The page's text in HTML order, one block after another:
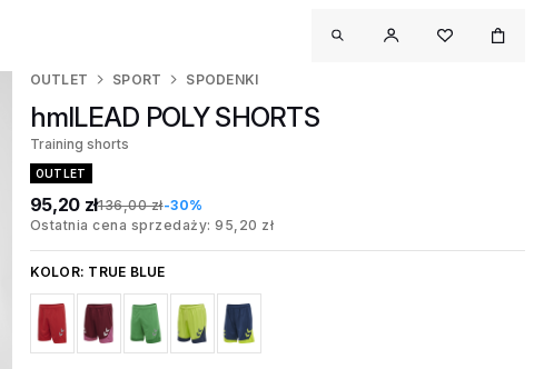
OUTLET SPORT SPODENKI
hmlLEAD POLY SHORTS
Training shorts
OUTLET
95,20 zł136,00 zł-30%
Ostatnia cena sprzedaży: 95,20 zł
KOLOR: TRUE BLUE